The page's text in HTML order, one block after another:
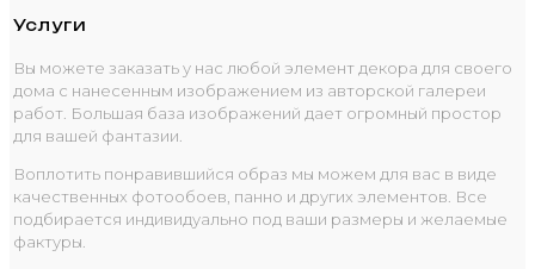
Услуги
Вы можете заказать у нас любой элемент декора для своего
дома с нанесенным изображением из авторской галереи
работ. Большая база изображений дает огромный простор
для вашей фантазии.
Воплотить понравившийся образ мы можем для вас в виде
качественных фотообоев, панно и других элементов. Все
подбирается индивидуально под ваши размеры и желаемые
фактуры.